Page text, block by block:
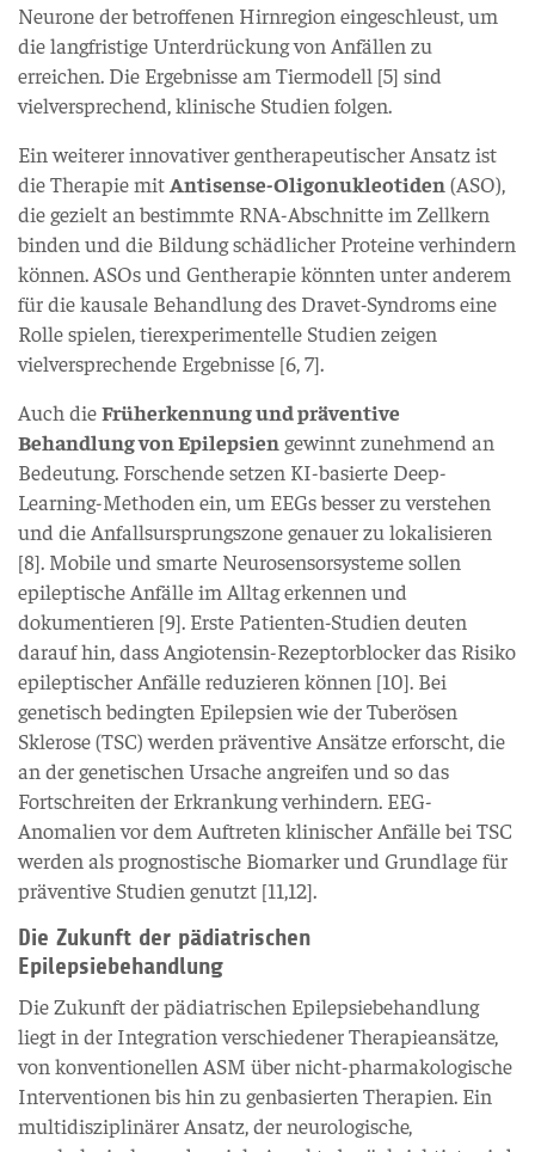
Neurone der betroffenen Hirnregion eingeschleust, um
die langfristige Unterdrückung von Anfällen zu
erreichen. Die Ergebnisse am Tiermodell [5] sind
vielversprechend, klinische Studien folgen.
Ein weiterer innovativer gentherapeutischer Ansatz ist
die Therapie mit Antisense-Oligonukleotiden (ASO),
die gezielt an bestimmte RNA-Abschnitte im Zellkern
binden und die Bildung schädlicher Proteine verhindern
können. ASOs und Gentherapie könnten unter anderem
für die kausale Behandlung des Dravet-Syndroms eine
Rolle spielen, tierexperimentelle Studien zeigen
vielversprechende Ergebnisse [6, 7].
Auch dieFrüherkennung und präventive
Behandlung von Epilepsien gewinnt zunehmend an
Bedeutung. Forschende setzen KI-basierte Deep-
Learning-Methoden ein, um EEGs besser zu verstehen
und die Anfallsursprungszone genauer zu lokalisieren
[8]. Mobile und smarte Neurosensorsysteme sollen
epileptische Anfälle im Alltag erkennen und
dokumentieren [9]. Erste Patienten-Studien deuten
darauf hin, dass Angiotensin-Rezeptorblocker das Risiko
epileptischer Anfälle reduzieren können [10]. Bei
genetisch bedingten Epilepsien wie der Tuberösen
Sklerose (TSC) werden präventive Ansätze erforscht, die
an der genetischen Ursache angreifen und so das
Fortschreiten der Erkrankung verhindern. EEG-
Anomalien vor dem Auftreten klinischer Anfälle bei TSC
werden als prognostische Biomarker und Grundlage für
präventive Studien genutzt [11,12].
Die Zukunft der pädiatrischen
Epilepsiebehandlung
Die Zukunft der pädiatrischen Epilepsiebehandlung
liegt in der Integration verschiedener Therapieansätze,
von konventionellen ASM über nicht-pharmakologische
Interventionen bis hin zu genbasierten Therapien. Ein
multidisziplinärer Ansatz, der neurologische,